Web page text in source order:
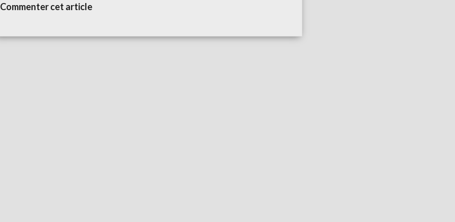
Commenter cet article